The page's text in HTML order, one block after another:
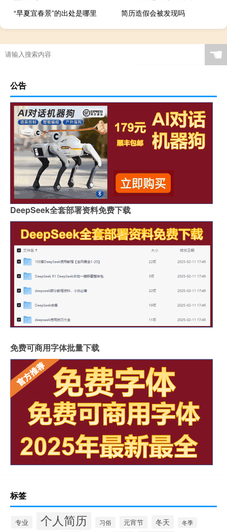
“早夏宜春景”的出处是哪里
简历造假会被发现吗
☚
公告
DeepSeek全套部署资料免费下载
免费可商用字体批量下载
标签
专业 个人简历 习俗 元宵节 冬天 冬季